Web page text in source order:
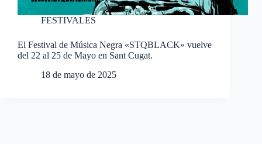
FESTIVALES
El Festival de Música Negra «STQBLACK» vuelve
del 22 al 25 de Mayo en Sant Cugat.
18 de mayo de 2025